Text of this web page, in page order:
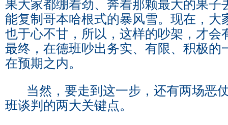
果大家都绷着劲、奔着那颗最大的果子
能复制哥本哈根式的暴风雪。现在，大
也于心不甘，所以，这样的吵架，才会
最终，在德班吵出务实、有限、积极的
在预期之内。
当然，要走到这一步，还有两场恶
班谈判的两大关键点。